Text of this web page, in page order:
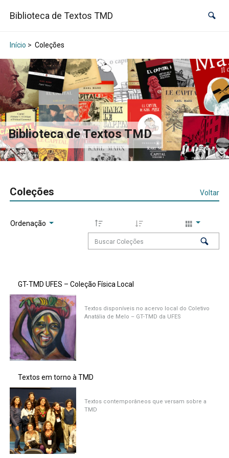
Biblioteca de Textos TMD
Início > Coleções
Biblioteca de Textos TMD
Coleções Voltar
Ordenação
GT-TMD UFES – Coleção Física Local
Textos disponíveis no acervo local do Coletivo
Anatália de Melo – GT-TMD da UFES
Textos em torno à TMD
Textos contemporâneos que versam sobre a
TMD